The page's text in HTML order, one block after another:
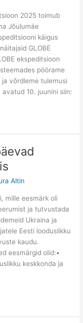
2025 toimub
Jõulumäe
käigus
GLOBE
ekspeditsioon
pöörame
võrdleme tulemusi
10. juunini siin:
Altin
mille eesmärk oli
ja tutvustada
Ukraina ja
Eesti looduslikku
kaudu.
eesmärgid olid:•
keskkonda ja